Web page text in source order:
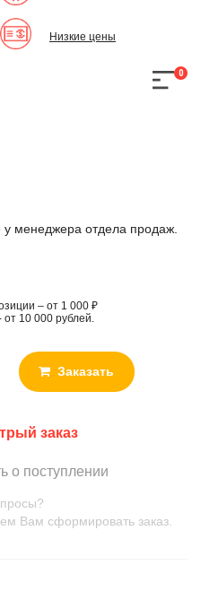
Низкие цены
0
у менеджера отдела продаж.
– от 1 000 ₽
10 000 рублей.
Заказать
заказ
о поступлении
Вам сформировать заказ.